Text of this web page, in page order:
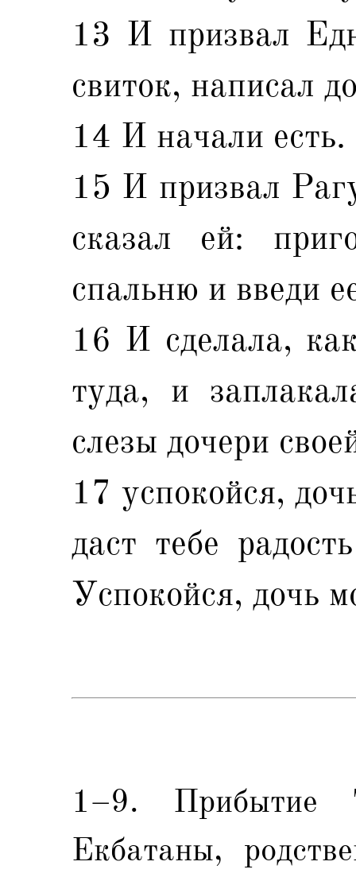
13 И призвал
свиток, написал
14 И начали есть.
15 И призвал
сказал ей:
спальню и введи
16 И сделала,
туда, и
слезы дочери
17 успокойся,
даст тебе
Успокойся, дочь
1–9.
Екбатаны,